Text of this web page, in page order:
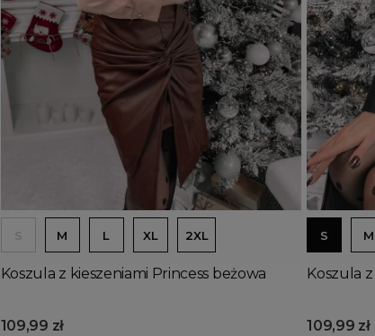
S M L XL 2XL
Koszula z kieszeniami Princess beżowa
109,99 zł
S M
Koszula
109,99 zł